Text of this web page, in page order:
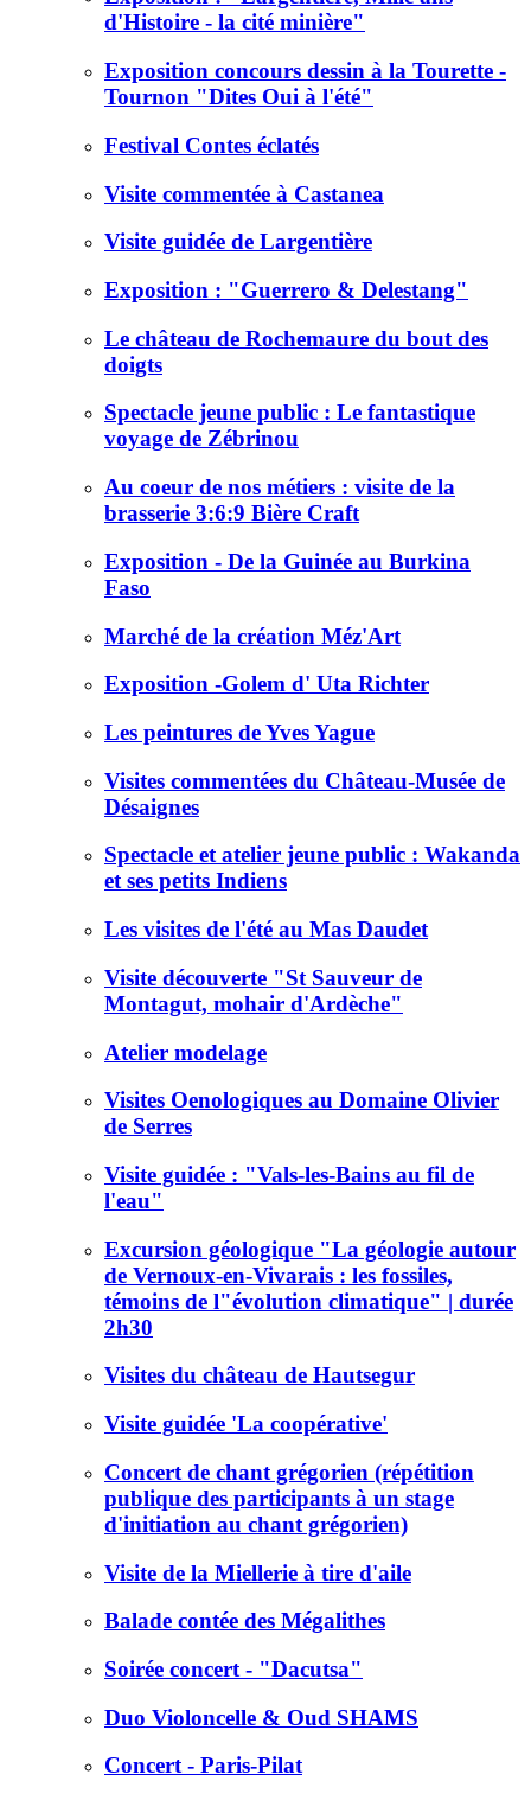
d'Histoire - la cité minière"
Exposition concours dessin à la Tourette -
Tournon "Dites Oui à l'été"
Festival Contes éclatés
Visite commentée à Castanea
Visite guidée de Largentière
Exposition : "Guerrero & Delestang"
Le château de Rochemaure du bout des
doigts
Spectacle jeune public : Le fantastique
voyage de Zébrinou
Au coeur de nos métiers : visite de la
brasserie 3:6:9 Bière Craft
Exposition - De la Guinée au Burkina
Faso
Marché de la création Méz'Art
Exposition -Golem d' Uta Richter
Les peintures de Yves Yague
Visites commentées du Château-Musée de
Désaignes
Spectacle et atelier jeune public : Wakanda
et ses petits Indiens
Les visites de l'été au Mas Daudet
Visite découverte "St Sauveur de
Montagut, mohair d'Ardèche"
Atelier modelage
Visites Oenologiques au Domaine Olivier
de Serres
Visite guidée : "Vals-les-Bains au fil de
l'eau"
Excursion géologique "La géologie autour
de Vernoux-en-Vivarais : les fossiles,
témoins de l"évolution climatique" | durée
2h30
Visites du château de Hautsegur
Visite guidée 'La coopérative'
Concert de chant grégorien (répétition
publique des participants à un stage
d'initiation au chant grégorien)
Visite de la Miellerie à tire d'aile
Balade contée des Mégalithes
Soirée concert - "Dacutsa"
Duo Violoncelle & Oud SHAMS
Concert - Paris-Pilat